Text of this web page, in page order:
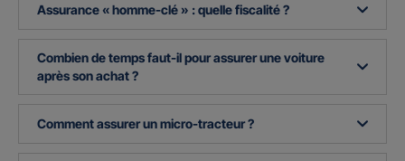
Assurance « homme-clé » : quelle fiscalité ?
Combien de temps faut-il pour assurer une voiture
après son achat ?
Comment assurer un micro-tracteur ?